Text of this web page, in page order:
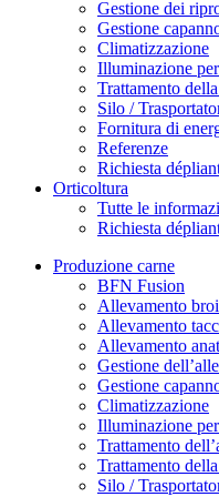
Gestione dei
Gestione
Climatizzazione
Illuminazione
Trattamento
Silo /
Fornitura di
Referenze
Richiesta
Orticoltura
Tutte le
Richiesta
Produzione carne
BFN Fusion
Allevamento
Allevamento
Allevamento
Gestione
Gestione
Climatizzazione
Illuminazione
Trattamento
Trattamento
Silo /